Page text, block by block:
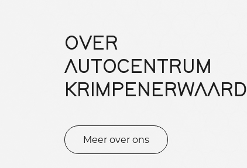
OVER
AUTOCENTRUM
KRIMPENERWAARD
Meer over ons